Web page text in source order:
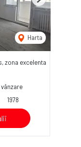
Harta
Next
zona excelenta
1978